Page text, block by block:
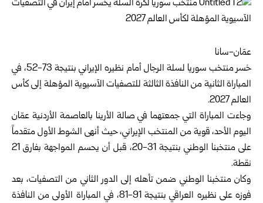
عمّان-سانا‏
خسرمنتخب سوريا لسلة الرجال
أمام نظيره الإيراني بنتيجة 73-52، في
المباراة الثانية من النافذة الثالثة للتصفيات ‏الآسيوية المؤهلة إلىكأس
العالم 2027.
وجاءت المباراة التي جمعتهما في صالة الأرينا بالعاصمة الأردنية عمّان
اليوم الأحد، قوية من المنتخب الإيراني، حيث ‏أنهى الشوط الأول متقدماً
على منتخبنا الوطني بنتيجة 31-20، قبل أن يحسم المواجهة بفارق 21
نقطة.
وكان منتخبنا الوطني ضمن تأهله إلى الدور الثاني من التصفيات، بعد
فوزه على نظيره العراقي بنتيجة 91-81، في ‏المباراة الأولى من النافذة